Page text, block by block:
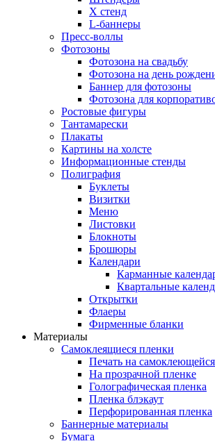
Х стенд
L-баннеры
Пресс-воллы
Фотозоны
Фотозона на свадьбу
Фотозона на день
Баннер для фотозоны
Фотозона для
Ростовые фигуры
Тантамарески
Плакаты
Картины на холсте
Информационные стенды
Полиграфия
Буклеты
Визитки
Меню
Листовки
Блокноты
Брошюры
Календари
Карманные
Квартальные
Открытки
Флаеры
Фирменные бланки
Материалы
Самоклеящиеся пленки
Печать на
На прозрачной пленке
Голографическая пленка
Пленка блэкаут
Перфорированная пленка
Баннерные материалы
Бумага